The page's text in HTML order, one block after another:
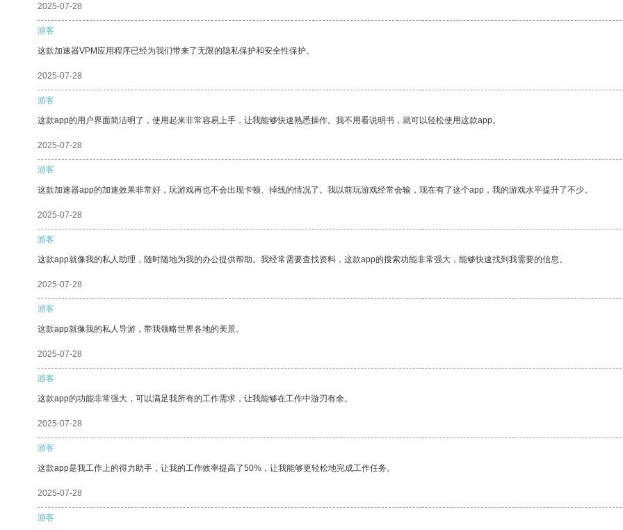
2025-07-28
游客
这款加速器VPM应用程序已经为我们带来了无限的隐私保护和安全性保护。
2025-07-28
游客
这款app的用户界面简洁明了，使用起来非常容易上手，让我能够快速熟悉操作。我不用看说明书，就可以轻松使用这款app。
2025-07-28
游客
这款加速器app的加速效果非常好，玩游戏再也不会出现卡顿、掉线的情况了。我以前玩游戏经常会输，现在有了这个app，我的游戏水平提升了不少。
2025-07-28
游客
这款app就像我的私人助理，随时随地为我的办公提供帮助。我经常需要查找资料，这款app的搜索功能非常强大，能够快速找到我需要的信息。
2025-07-28
游客
这款app就像我的私人导游，带我领略世界各地的美景。
2025-07-28
游客
这款app的功能非常强大，可以满足我所有的工作需求，让我能够在工作中游刃有余。
2025-07-28
游客
这款app是我工作上的得力助手，让我的工作效率提高了50%，让我能够更轻松地完成工作任务。
2025-07-28
游客